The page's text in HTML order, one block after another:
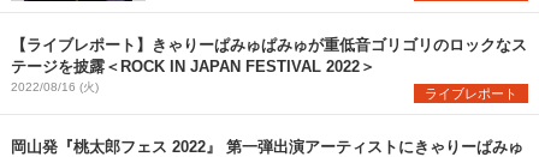
【ライブレポート】きゃりーぱみゅぱみゅが重低音ゴリゴリのロックなス
テージを披露＜ROCK IN JAPAN FESTIVAL 2022＞
2022/08/16 (火) ライブレポート
岡山発『桃太郎フェス 2022』 第一弾出演アーティストにきゃりーぱみゅ